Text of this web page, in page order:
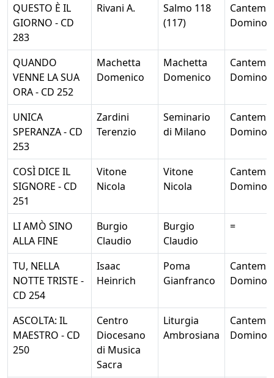
QUESTO È IL
GIORNO - CD
283
Rivani A.
Salmo 118
(117)
Domino
QUANDO
VENNE LA SUA
ORA - CD 252
Machetta
Domenico
Machetta
Domenico
Domino
UNICA
SPERANZA - CD
253
Zardini
Terenzio
Seminario
di Milano
Domino
COSÌ DICE IL
SIGNORE - CD
251
Vitone
Nicola
Vitone
Nicola
Domino
LI AMÒ SINO
ALLA FINE
Burgio
Claudio
Burgio
Claudio
=
TU, NELLA
NOTTE TRISTE -
CD 254
Isaac
Heinrich
Poma
Gianfranco
Domino
ASCOLTA: IL
MAESTRO - CD
250
Centro
Diocesano
di Musica
Sacra
Liturgia
Ambrosiana
Domino